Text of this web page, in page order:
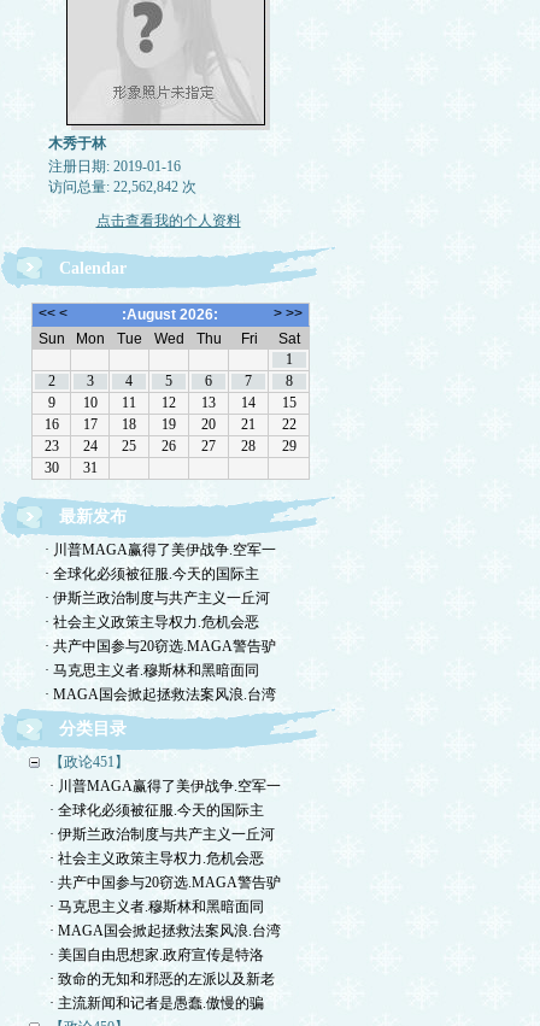
木秀于林
注册日期: 2019-01-16
访问总量: 22,562,842 次
点击查看我的个人资料
Calendar
最新发布
· 川普MAGA赢得了美伊战争.空军一
· 全球化必须被征服.今天的国际主
· 伊斯兰政治制度与共产主义一丘河
· 社会主义政策主导权力.危机会恶
· 共产中国参与20窃选.MAGA警告驴
· 马克思主义者.穆斯林和黑暗面同
· MAGA国会掀起拯救法案风浪.台湾
分类目录
【政论451】
· 川普MAGA赢得了美伊战争.空军一
· 全球化必须被征服.今天的国际主
· 伊斯兰政治制度与共产主义一丘河
· 社会主义政策主导权力.危机会恶
· 共产中国参与20窃选.MAGA警告驴
· 马克思主义者.穆斯林和黑暗面同
· MAGA国会掀起拯救法案风浪.台湾
· 美国自由思想家.政府宣传是特洛
· 致命的无知和邪恶的左派以及新老
· 主流新闻和记者是愚蠢.傲慢的骗